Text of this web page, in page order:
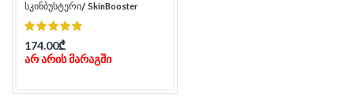
სკინბუსტერი/ SkinBooster
174.00₾
არ არის მარაგში